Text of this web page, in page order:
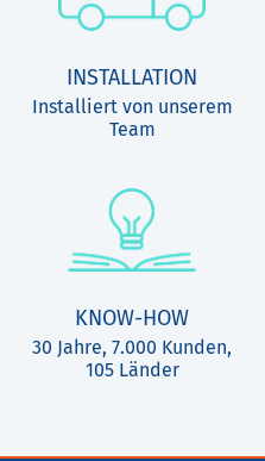
INSTALLATION
Installiert von unserem
Team
KNOW-HOW
30 Jahre, 7.000 Kunden,
105 Länder